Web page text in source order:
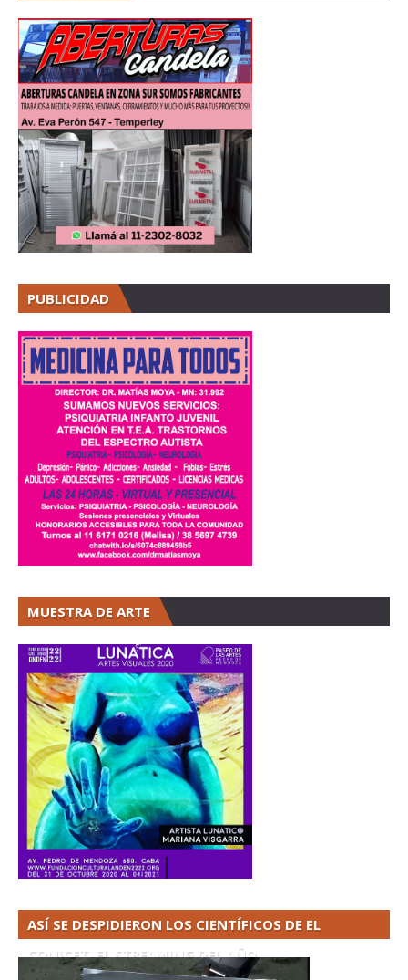
PUBLICIDAD
MUESTRA DE ARTE
ASÍ SE DESPIDIERON LOS CIENTÍFICOS DE EL
CONICET. EL STREAMING DEL AÑO